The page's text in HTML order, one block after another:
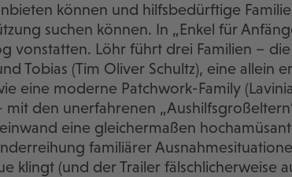
können und hilfsbedürftige
suchen können. In „Enkel für
vonstatten. Löhr führt drei Familien –
Tobias (Tim Oliver Schultz), eine allein
eine moderne Patchwork-Family
mit den unerfahrenen
eine gleichermaßen
familiärer
klingt (und der Trailer fälschlicherweise